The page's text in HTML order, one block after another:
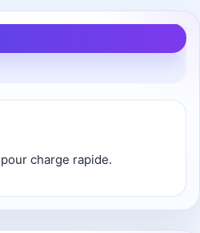
charge rapide.